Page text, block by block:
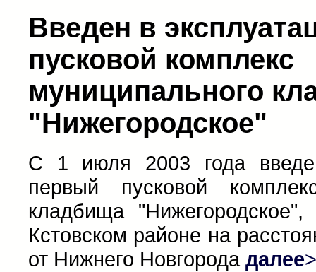
Введен в
пусковой комплекс
муниципального
"Нижегородское"
С 1 июля 2003 года
первый пусковой
кладбища "Нижегородское",
Кстовском районе на
от Нижнего Новгорода далее